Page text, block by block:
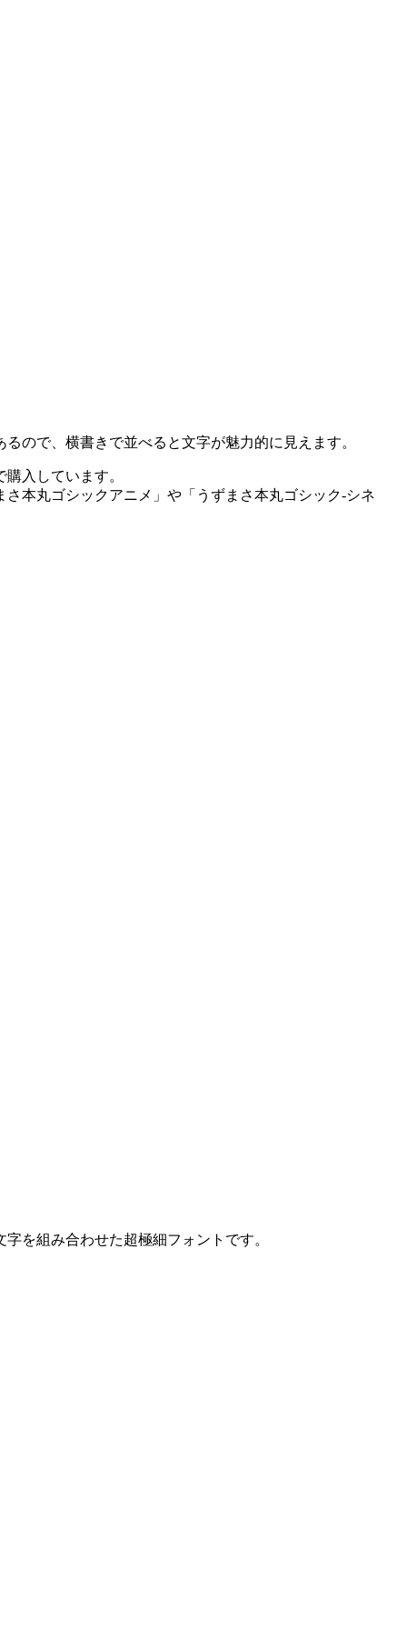
ので、横書きで並べると文字が魅力的に見えます。
入しています。
本丸ゴシックアニメ」や「うずまさ本丸ゴシック-シネ
を組み合わせた超極細フォントです。